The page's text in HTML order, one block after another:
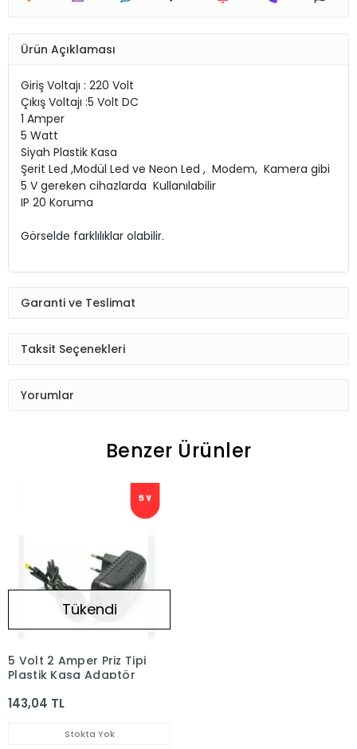
Ürün Açıklaması
Giriş Voltajı : 220 Volt
Çıkış Voltajı :5 Volt DC
1 Amper
5 Watt
Siyah Plastik Kasa
Şerit Led ,Modül Led ve Neon Led , Modem, Kamera gibi
5 V gereken cihazlarda Kullanılabilir
IP 20 Koruma
Görselde farklılıklar olabilir.
Garanti ve Teslimat
Taksit Seçenekleri
Yorumlar
Benzer Ürünler
Tükendi
5 Volt 2 Amper Priz Tipi
Plastik Kasa Adaptör
143,04 TL
Stokta Yok